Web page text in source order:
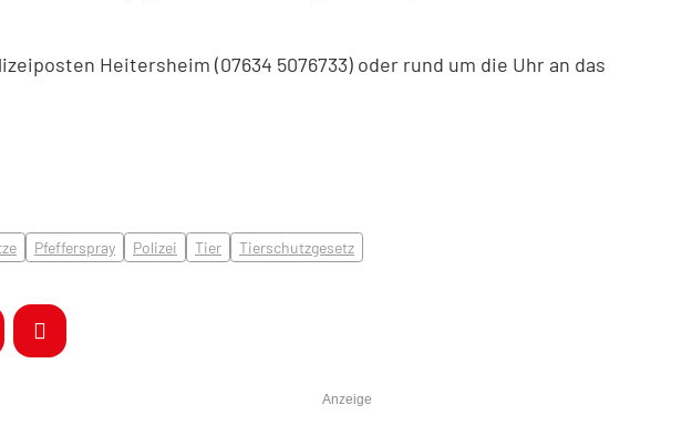
Heitersheim (07634 5076733) oder rund um die Uhr an das
Pfefferspray Polizei Tier Tierschutzgesetz
Anzeige